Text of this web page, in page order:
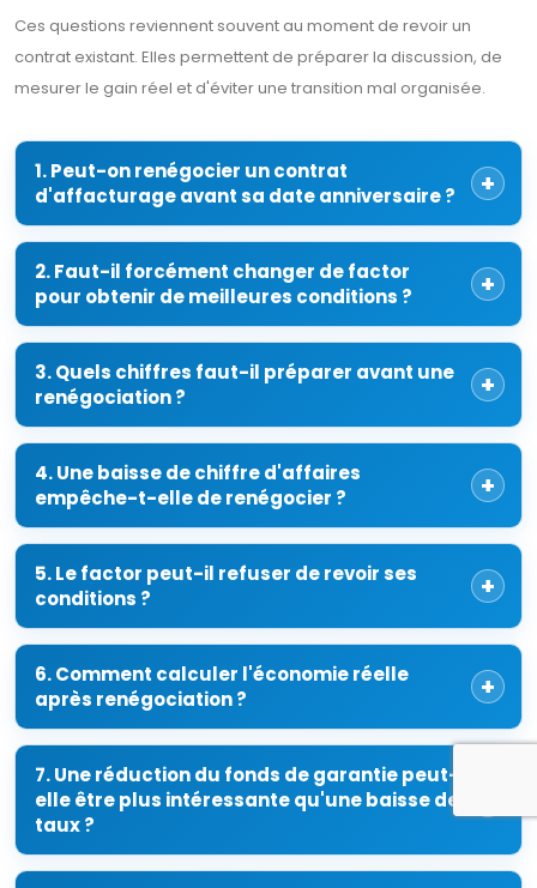
Ces questions reviennent souvent au moment de revoir un
contrat existant. Elles permettent de préparer la discussion, de
mesurer le gain réel et d'éviter une transition mal organisée.
1. Peut-on renégocier un contrat
d'affacturage avant sa date anniversaire ?
2. Faut-il forcément changer de factor
pour obtenir de meilleures conditions ?
3. Quels chiffres faut-il préparer avant une
renégociation ?
4. Une baisse de chiffre d'affaires
empêche-t-elle de renégocier ?
5. Le factor peut-il refuser de revoir ses
conditions ?
6. Comment calculer l'économie réelle
après renégociation ?
7. Une réduction du fonds de garantie peut-
elle être plus intéressante qu'une baisse de
taux ?